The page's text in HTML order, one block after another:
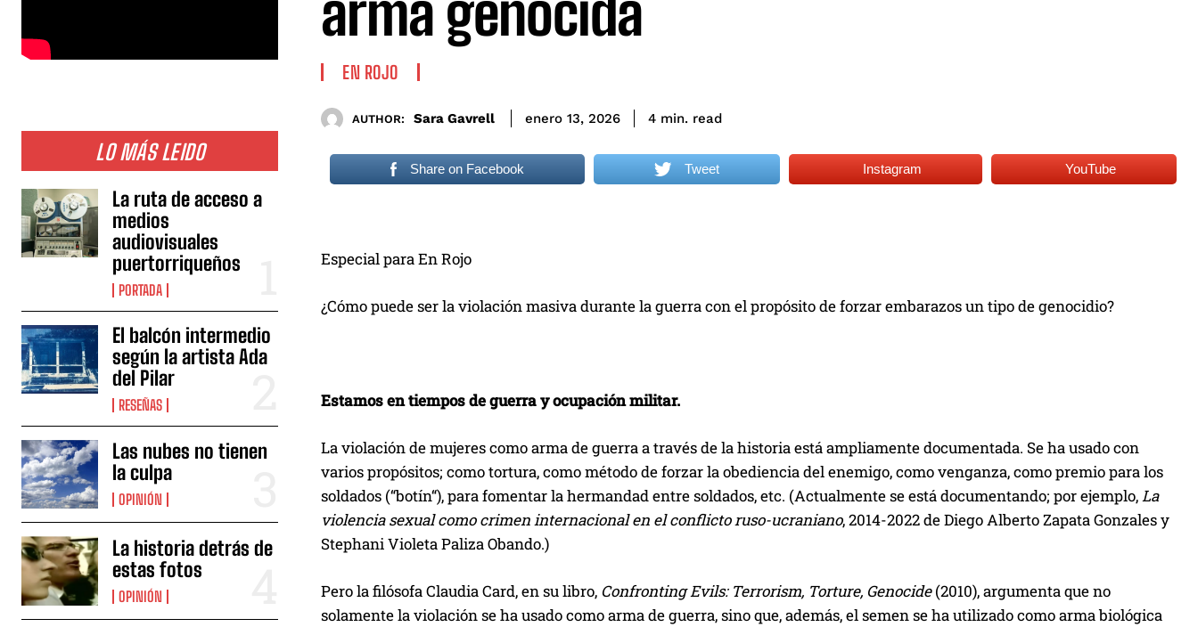
LO MÁS LEIDO
La ruta de acceso a
medios
audiovisuales
puertorriqueños
PORTADA
El balcón intermedio
según la artista Ada
del Pilar
RESEÑAS
Las nubes no tienen
la culpa
OPINIÓN
La historia detrás de
estas fotos
OPINIÓN
EN ROJO
AUTHOR: Sara Gavrell enero 13, 2026 4 min. read
Share on Facebook Tweet Instagram YouTube
Especial para En Rojo
¿Cómo puede ser la violación masiva durante la guerra con el propósito de forzar embarazos un tipo de genocidio?
Estamos en tiempos de guerra y ocupación militar.
La violación de mujeres como arma de guerra a través de la historia está ampliamente documentada. Se ha usado con
varios propósitos; como tortura, como método de forzar la obediencia del enemigo, como venganza, como premio para los
soldados (“botín“), para fomentar la hermandad entre soldados, etc. (Actualmente se está documentando; por ejemplo, La
violencia sexual como crimen internacional en el conflicto ruso-ucraniano, 2014-2022 de Diego Alberto Zapata Gonzales y
Stephani Violeta Paliza Obando.)
Pero la filósofa Claudia Card, en su libro, Confronting Evils: Terrorism, Torture, Genocide(2010), argumenta que no
solamente la violación se ha usado como arma de guerra, sino que, además, el semen se ha utilizado como arma biológica